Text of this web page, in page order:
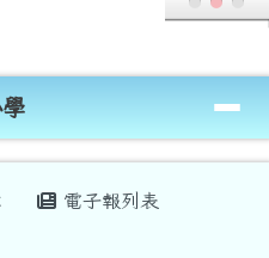
民小學
電子報列表